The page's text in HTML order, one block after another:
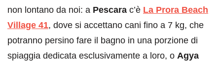
non lontano da noi: a Pescara c’è La Prora Beach
Village 41, dove si accettano cani fino a 7 kg, che
potranno persino fare il bagno in una porzione di
spiaggia dedicata esclusivamente a loro, o Agya